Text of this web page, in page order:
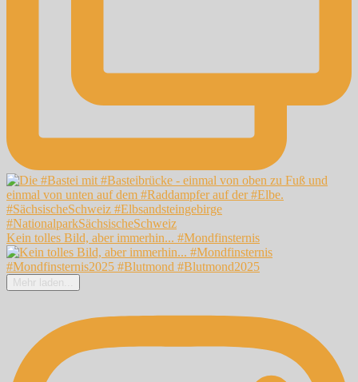
Kein tolles Bild, aber immerhin... #Mondfinsternis
Mehr laden...